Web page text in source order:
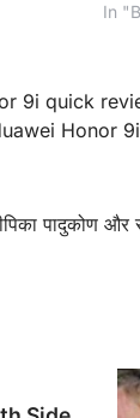
In
9i quick
Honor
पादुकोण और